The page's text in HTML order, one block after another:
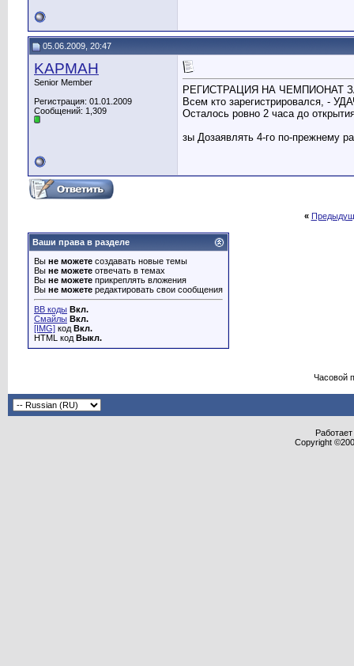
05.06.2009, 20:47
KAPMAH
Senior Member
Регистрация: 01.01.2009
Сообщений: 1,309
РЕГИСТРАЦИЯ НА ЧЕМПИОНАТ
Всем кто зарегистрировался, -
Осталось ровно 2 часа до
зы Дозаявлять 4-го по-прежнему
«
Ваши права в разделе
Вы не можете создавать новые темы
Вы не можете отвечать в темах
Вы не можете прикреплять вложения
Вы не можете редактировать свои сообщения
BB коды Вкл.
Смайлы Вкл.
[IMG] код Вкл.
HTML код Выкл.
Часовой
Copyright